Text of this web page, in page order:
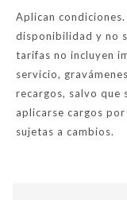
Aperitivos
Ensalada vietnamita
Ensalada caprese
Platos principales
“La Tabilita de
Pasta cabello de ángel
Aplican
disponibilidad y no
tarifas no incluyen
servicio,
recargos, salvo que
aplicarse cargos
sujetas a cambios.